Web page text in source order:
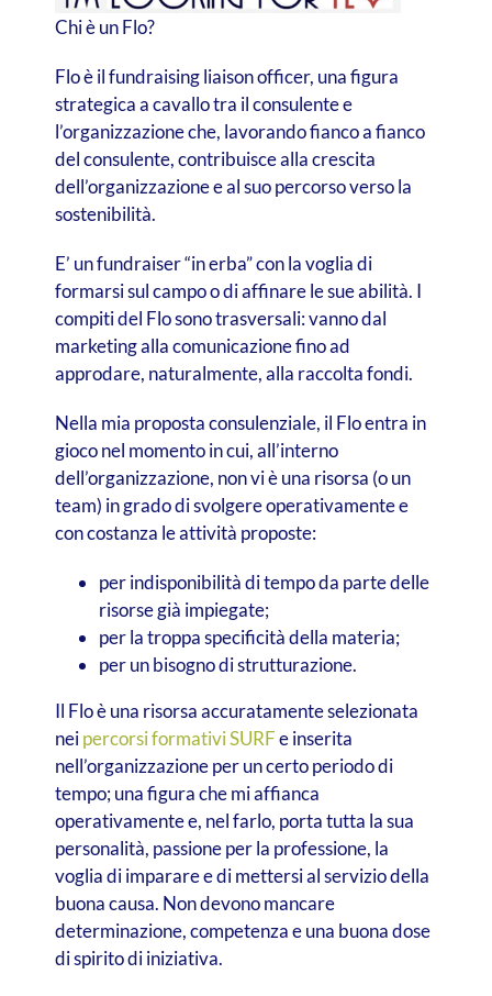
Chi è un Flo?
Flo è il fundraising liaison officer, una figura
strategica a cavallo tra il consulente e
l’organizzazione che, lavorando fianco a fianco
del consulente, contribuisce alla crescita
dell’organizzazione e al suo percorso verso la
sostenibilità.
E’ un fundraiser “in erba” con la voglia di
formarsisul campo o di affinare le sue abilità. I
compiti del Flo sono trasversali: vanno dal
marketing alla comunicazione fino ad
approdare, naturalmente, alla raccolta fondi.
Nella mia proposta consulenziale, il Flo entra in
gioco nel momento in cui, all’interno
dell’organizzazione, non vi è una risorsa (o un
team) in grado di svolgere operativamente e
con costanza le attività proposte:
per indisponibilità di tempo da parte delle
risorse già impiegate;
per la troppa specificità della materia;
per un bisogno di strutturazione.
Il Flo è una risorsa accuratamente selezionata
neipercorsi formativi SURFe inserita
nell’organizzazione per un certo periodo di
tempo; una figura che mi affianca
operativamente e, nel farlo, porta tutta la sua
personalità, passione per la professione, la
voglia di imparare e di mettersi al servizio della
buona causa. Non devono mancare
determinazione, competenza e una buona dose
di spirito di iniziativa.